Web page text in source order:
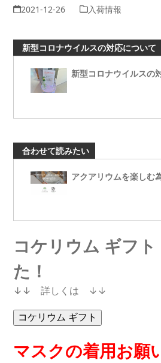
2021-12-26 入荷情報
新型コロナウイルスの対応について
新型コロナウイルスの
合わせて読みたい
アクアリウムを楽しむ
コケリウム ギフ
た！
↓↓ 詳しくは ↓↓
マスクの着用お願